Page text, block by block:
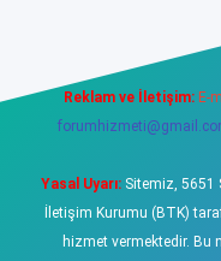
Reklam ve İletişim: E-
Yasal Uyarı:Sitemiz, 5651
İletişim Kurumu (BTK)
hizmet vermektedir. Bu